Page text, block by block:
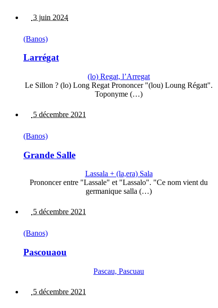
3 juin 2024
(Banos)
Larrégat
(lo) Regat, l’Arregat
Le Sillon ? (lo) Long Regat Prononcer "(lou) Loung Régatt".
Toponyme (…)
5 décembre 2021
(Banos)
Grande Salle
Lassala + (la,era) Sala
Prononcer entre "Lassale" et "Lassalo". "Ce nom vient du
germanique salla (…)
5 décembre 2021
(Banos)
Pascouaou
Pascau, Pascuau
5 décembre 2021